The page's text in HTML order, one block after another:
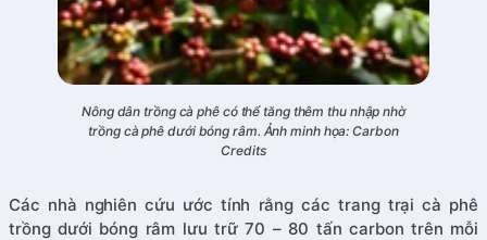
Nông dân trồng cà phê có thể tăng thêm thu nhập nhờ
trồng cà phê dưới bóng râm. Ảnh minh họa: Carbon
Credits
Các nhà nghiên cứu ước tính rằng các trang trại cà phê
trồng dưới bóng râm lưu trữ 70 – 80 tấn carbon trên mỗi